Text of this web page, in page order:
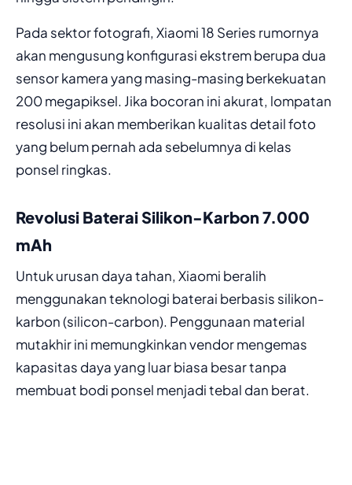
Pada sektor fotografi, Xiaomi 18 Series rumornya
akan mengusung konfigurasi ekstrem berupa dua
sensor kamera yang masing-masing berkekuatan
200 megapiksel. Jika bocoran ini akurat, lompatan
resolusi ini akan memberikan kualitas detail foto
yang belum pernah ada sebelumnya di kelas
ponsel ringkas.
Revolusi Baterai Silikon-Karbon 7.000
mAh
Untuk urusan daya tahan, Xiaomi beralih
menggunakan teknologi baterai berbasis silikon-
karbon (silicon-carbon). Penggunaan material
mutakhir ini memungkinkan vendor mengemas
kapasitas daya yang luar biasa besar tanpa
membuat bodi ponsel menjadi tebal dan berat.